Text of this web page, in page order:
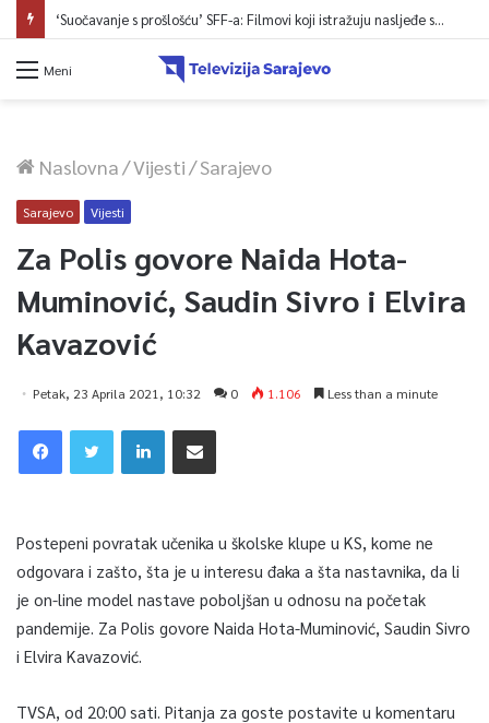
‘Suočavanje s prošlošću’ SFF-a: Filmovi koji istražuju nasljeđe sukoba i mogućnosti otpora
Meni
Naslovna/Vijesti/Sarajevo
Sarajevo Vijesti
Za Polis govore Naida Hota-
Muminović, Saudin Sivro i Elvira
Kavazović
Petak, 23 Aprila 2021, 10:32 0 1.106 Less than a minute
Postepeni povratak učenika u školske klupe u KS, kome ne
odgovara i zašto, šta je u interesu đaka a šta nastavnika, da li
je on-line model nastave poboljšan u odnosu na početak
pandemije. Za Polis govore Naida Hota-Muminović, Saudin Sivro
i Elvira Kavazović.
TVSA, od 20:00 sati. Pitanja za goste postavite u komentaru